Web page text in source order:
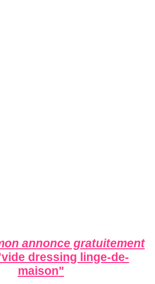
annonce gratuitement
vide dressing linge-de-
maison"